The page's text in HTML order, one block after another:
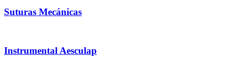
Suturas Mecánicas
Instrumental Aesculap